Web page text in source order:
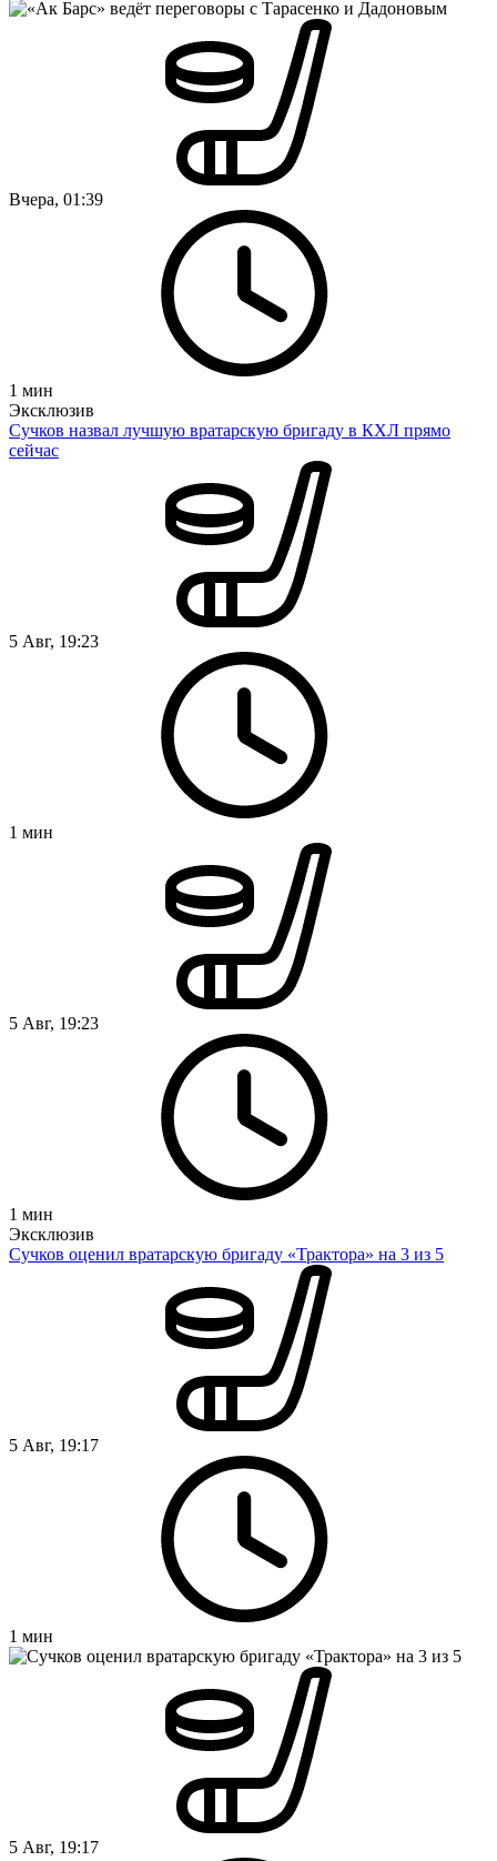
Вчера, 01:39
1 мин
Эксклюзив
Сучков назвал лучшую вратарскую бригаду в КХЛ прямо
сейчас
5 Авг, 19:23
1 мин
5 Авг, 19:23
1 мин
Эксклюзив
Сучков оценил вратарскую бригаду «Трактора» на 3 из 5
5 Авг, 19:17
1 мин
5 Авг, 19:17